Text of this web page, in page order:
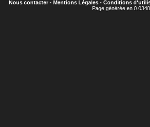
Nous contacter- Mentions Légales- Conditions
Page générée en